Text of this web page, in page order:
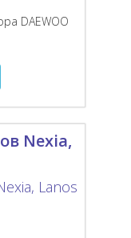
DAEWOO
Nexia,